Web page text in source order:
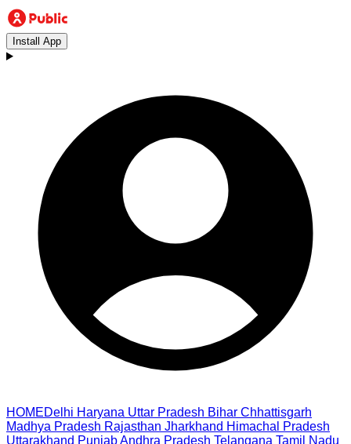
Install App
HOMEDelhi Haryana Uttar Pradesh Bihar Chhattisgarh
Madhya Pradesh Rajasthan Jharkhand Himachal Pradesh
Uttarakhand PunjabAndhra Pradesh Telangana Tamil Nadu